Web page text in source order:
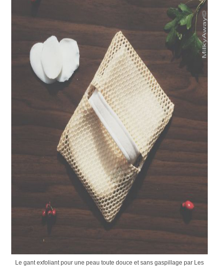
Le gant exfoliant pour une peau toute douce et sans gaspillage par Les